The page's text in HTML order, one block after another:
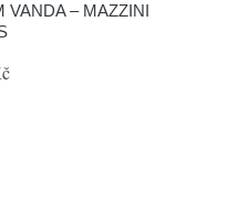
VANDA – MAZZINI